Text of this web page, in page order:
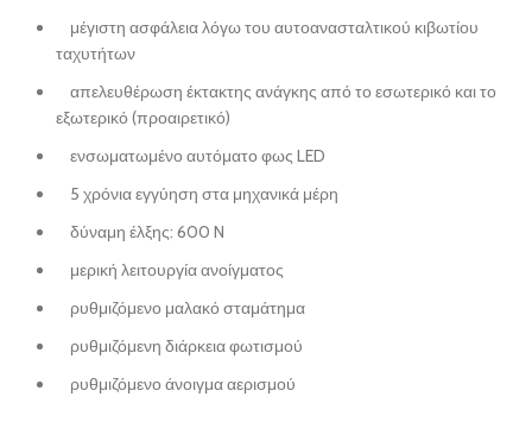
μέγιστη ασφάλεια λόγω του αυτοανασταλτικού κιβωτίου
ταχυτήτων
απελευθέρωση έκτακτης ανάγκης από το εσωτερικό και το
εξωτερικό (προαιρετικό)
ενσωματωμένο αυτόματο φως LED
5 χρόνια εγγύηση στα μηχανικά μέρη
δύναμη έλξης: 600 N
μερική λειτουργία ανοίγματος
ρυθμιζόμενο μαλακό σταμάτημα
ρυθμιζόμενη διάρκεια φωτισμού
ρυθμιζόμενο άνοιγμα αερισμού